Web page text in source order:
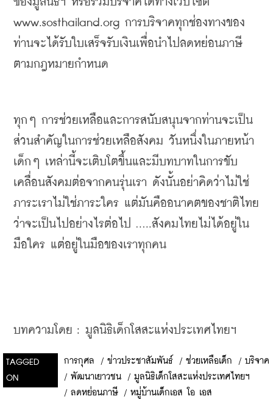
www.sosthailand.org การบริจาคทุกช่องทางของ
ท่านจะได้รับใบเสร็จรับเงินเพื่อนำไปลดหย่อนภาษี
ตามกฎหมายกำหนด
ทุกๆ การช่วยเหลือและการสนับสนุนจากท่านจะเป็น
ส่วนสำคัญในการช่วยเหลือสังคม วันหนึ่งในภายหน้า
เด็กๆ เหล่านี้จะเติบโตขึ้นและมีบทบาทในการขับ
เคลื่อนสังคมต่อจากคนรุ่นเรา ดังนั้นอย่าคิดว่าไม่ใช่
ภาระเราไม่ใช่ภาระใคร แต่มันคืออนาคตของชาติไทย
ว่าจะเป็นไปอย่างไรต่อไป .....สังคมไทยไม่ได้อยู่ใน
มือใคร แต่อยู่ในมือของเราทุกคน
บทความโดย : มูลนิธิเด็กโสสะแห่งประเทศไทยฯ
TAGGED
ON
การกุศล / ข่าวประชาสัมพันธ์ / ช่วยเหลือเด็ก / บริจาค
/ พัฒนาเยาวชน / มูลนิธิเด็กโสสะแห่งประเทศไทยฯ
/ ลดหย่อนภาษี / หมู่บ้านเด็กเอส โอ เอส